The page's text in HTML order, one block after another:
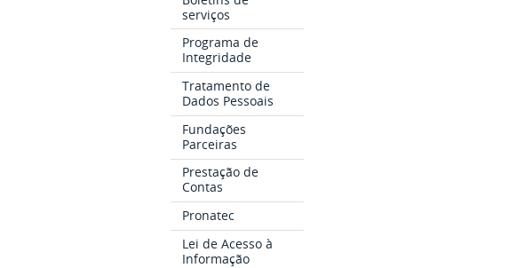
serviços
Programa de
Integridade
Tratamento de
Dados Pessoais
Fundações
Parceiras
Prestação de
Contas
Pronatec
Lei de Acesso à
Informação